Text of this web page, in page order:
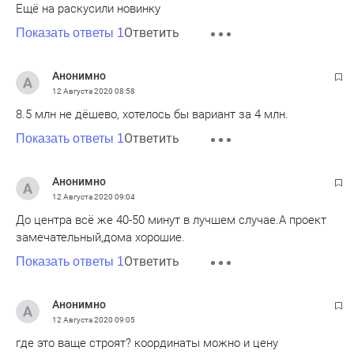
Ещё на раскусили новинку
Показать ответы 1Ответить
Анонимно
12 Августа 2020 08:58
8.5 млн не дёшево, хотелось бы вариант за 4 млн.
Показать ответы 1Ответить
Анонимно
12 Августа 2020 09:04
До центра всё же 40-50 минут в лучшем случае.А проект
замечательный,дома хорошие.
Показать ответы 1Ответить
Анонимно
12 Августа 2020 09:05
где это ваще строят? координаты можно и цену